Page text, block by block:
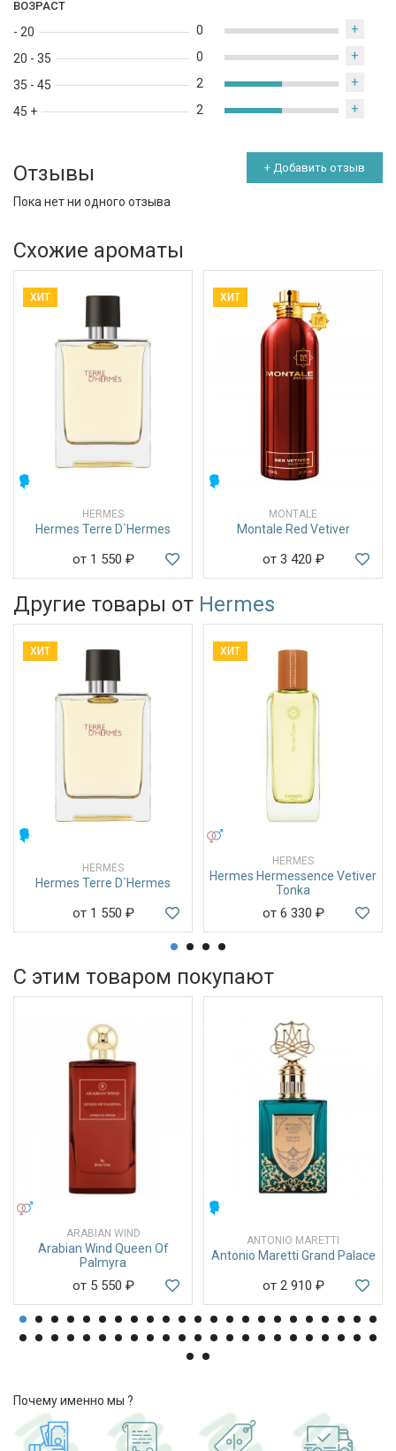
ВОЗРАСТ
- 20
20 - 35
35 - 45
45 +
0 +
0 +
2 +
2 +
Отзывы + Добавить отзыв
Пока нет ни одного отзыва
Схожие ароматы
ХИТ
HERMES
Hermes Terre D`Hermes
от 1 550 ₽
ХИТ
МУЖСКИЕ
MONTALE
Montale Red Vetiver
от 3 420 ₽
Другие товары от Hermes
ХИТ
HERMES
Hermes Terre D`Hermes
от 1 550 ₽
ХИТ
HERMES
Hermes Hermessence Vetiver
Tonka
от 6 330 ₽
С этим товаром покупают
ARABIAN WIND
Arabian Wind Queen Of
Palmyra
от 5 550 ₽
ANTONIO MARETTI
Antonio Maretti Grand Palace
от 2 910 ₽
Почему именно мы ?